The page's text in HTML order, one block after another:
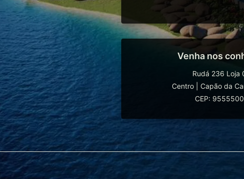
Venha nos
Rudá 236 Loja
Centro
Capão da
CEP: